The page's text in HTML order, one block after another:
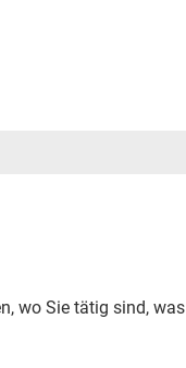
wo Sie tätig sind, was